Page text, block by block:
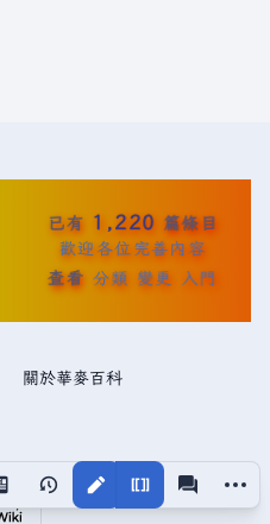
圖 更多
已有 1,220 篇條目
歡迎各位完善內容
查看 分類 變更 入門
關於華麥百科